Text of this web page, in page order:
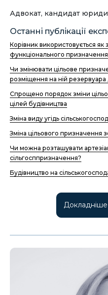
Адвокат, кандидат
Останні публікації
Корівник використовується як
функціонального призначення
Чи змінювати цільове
розміщення на ній
Спрощено порядок зміни
цілей будівництва
Зміна виду угідь
Зміна цільового призначення
Чи можна розташувати
сільгосппризначення?
Будівництво на